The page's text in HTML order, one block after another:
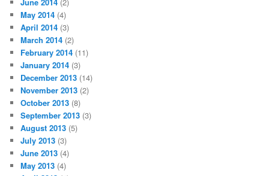
May 2014 (4)
April 2014 (3)
March 2014 (2)
February 2014 (11)
January 2014 (3)
December 2013 (14)
November 2013 (2)
October 2013 (8)
September 2013 (3)
August 2013 (5)
July 2013 (3)
June 2013 (4)
May 2013 (4)